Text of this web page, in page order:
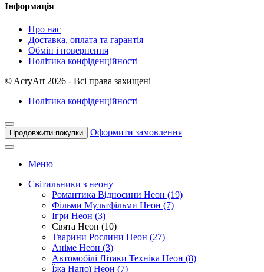
Інформація
Про нас
Доставка, оплата та гарантія
Обмін і повернення
Політика конфіденційності
© AcryArt 2026 - Всі права захищені |
Політика конфіденційності
Продовжити покупки Оформити замовлення
Меню
Світильники з неону
Романтика Відносини Неон (19)
Фільми Мультфільми Неон (7)
Ігри Неон (3)
Свята Неон (10)
Тварини Рослини Неон (27)
Аніме Неон (3)
Автомобілі Літаки Техніка Неон (8)
Їжа Напої Неон (7)